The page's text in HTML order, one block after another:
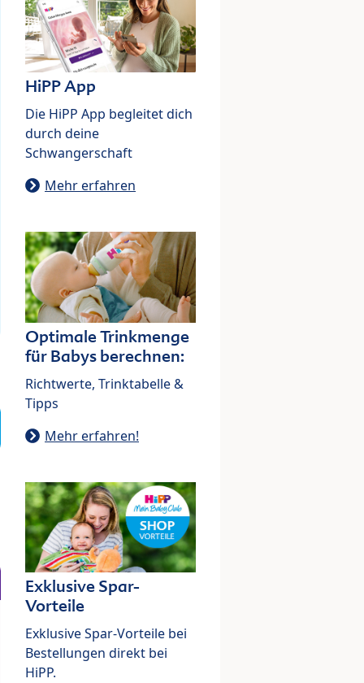
HiPP App
Die HiPP App begleitet dich
durch deine
Schwangerschaft
Mehr erfahren
Optimale Trinkmenge
für Babys berechnen:
Richtwerte, Trinktabelle &
Tipps
Mehr erfahren!
Exklusive Spar-
Vorteile
Exklusive Spar-Vorteile bei
Bestellungen direkt bei
HiPP.